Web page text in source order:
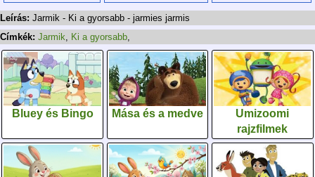
Leírás: Jarmik - Ki a gyorsabb - jarmies jarmis
Címkék: Jarmik, Ki a gyorsabb,
Bluey és Bingo Mása és a medve
Umizoomi
rajzfilmek